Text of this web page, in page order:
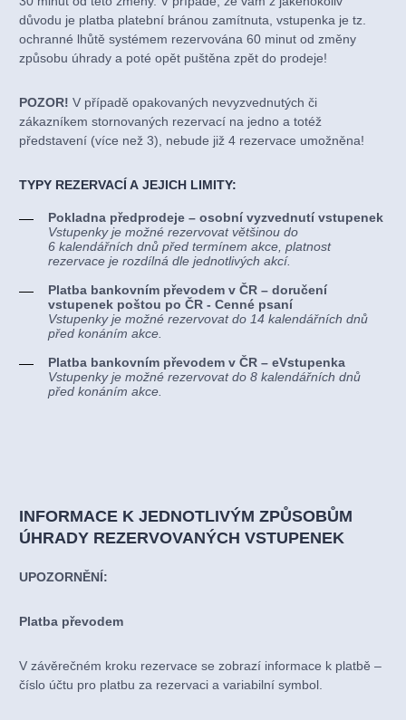
důvodu je platba platební bránou zamítnuta, vstupenka je tz.
ochranné lhůtě systémem rezervována 60 minut od změny
způsobu úhrady a poté opět puštěna zpět do prodeje!
POZOR! V případě opakovaných nevyzvednutých či
zákazníkem stornovaných rezervací na jedno a totéž
představení (více než 3), nebude již 4 rezervace umožněna!
TYPY REZERVACÍ A JEJICH LIMITY:
Pokladna předprodeje – osobní vyzvednutí vstupenek
Vstupenky je možné rezervovat většinou do
6 kalendářních dnů před termínem akce, platnost
rezervace je rozdílná dle jednotlivých akcí.
Platba bankovním převodem v ČR – doručení
vstupenek poštou po ČR - Cenné psaní
Vstupenky je možné rezervovat do 14 kalendářních dnů
před konáním akce.
Platba bankovním převodem v ČR – eVstupenka
Vstupenky je možné rezervovat do 8 kalendářních dnů
před konáním akce.
INFORMACE K JEDNOTLIVÝM ZPŮSOBŮM
ÚHRADY REZERVOVANÝCH VSTUPENEK
UPOZORNĚNÍ:
Platba převodem
V závěrečném kroku rezervace se zobrazí informace k platbě –
číslo účtu pro platbu za rezervaci a variabilní symbol.